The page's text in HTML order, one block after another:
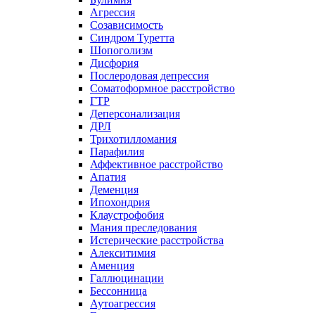
Агрессия
Созависимость
Синдром Туретта
Шопоголизм
Дисфория
Послеродовая депрессия
Соматоформное расстройство
ГТР
Деперсонализация
ДРЛ
Трихотилломания
Парафилия
Аффективное расстройство
Апатия
Деменция
Ипохондрия
Клаустрофобия
Мания преследования
Истерические расстройства
Алекситимия
Аменция
Галлюцинации
Бессонница
Аутоагрессия